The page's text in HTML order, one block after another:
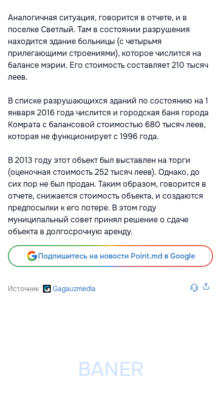
Аналогичная ситуация, говорится в отчете, и в
поселке Светлый. Там в состоянии разрушения
находится здание больницы (с четырьмя
прилегающими строениями), которое числится на
балансе мэрии. Его стоимость составляет 210 тысяч
леев.
В списке разрушающихся зданий по состоянию на 1
января 2016 года числится и городская баня города
Комрата с балансовой стоимостью 680 тысяч леев,
которая не функционирует с 1996 года.
В 2013 году этот объект был выставлен на торги
(оценочная стоимость 252 тысяч леев). Однако, до
сих пор не был продан. Таким образом, говорится в
отчете, снижается стоимость объекта, и создаются
предпосылки к его потере. В этом году
муниципальный совет принял решение о сдаче
объекта в долгосрочную аренду.
Подпишитесь на новости Point.md в Google
Источник Gagauzmedia